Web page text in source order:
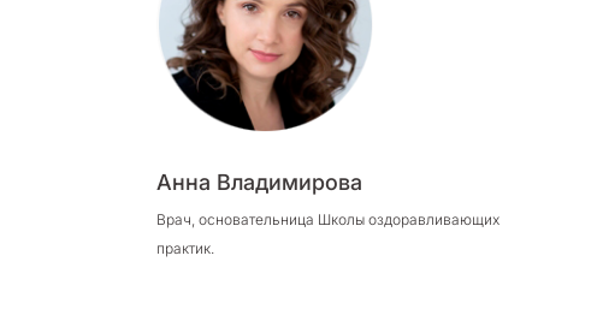
Анна Владимирова
Врач, основательница Школы оздоравливающих
практик.